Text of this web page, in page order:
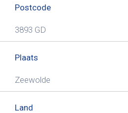
Postcode
3893 GD
Plaats
Zeewolde
Land